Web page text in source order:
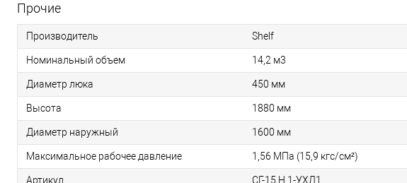
Прочие
Производитель Shelf
Номинальный объем 14,2 м3
Диаметр люка 450 мм
Высота 1880 мм
Диаметр наружный 1600 мм
Максимальное рабочее давление 1,56 МПа (15,9 кгс/см²)
Артикул СГ-15.Н.1-УХЛ1